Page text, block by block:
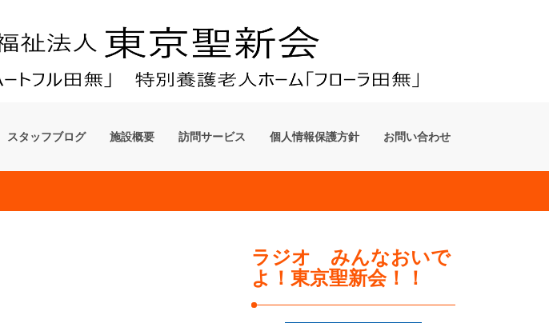
スタッフブログ 施設概要 訪問サービス 個人情報保護方針 お問い合わせ
ラジオ みんなおいで
よ！東京聖新会！！